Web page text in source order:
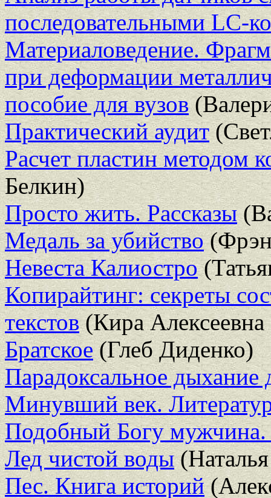
последовательными LC-
Материаловедение.
при деформации
пособие для вузов
Практический аудит
Расчет пластин методом
Белкин)
Просто жить. Рассказы
Медаль за убийство
Невеста Калиостро
Копирайтинг: секреты
текстов(Кира Алексеевна
Братское(Глеб Диденко)
Парадоксальное
Минувший век.
Подобный Богу мужчина.
Лед чистой воды
Пес. Книга историй